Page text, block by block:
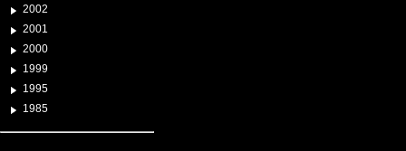
2002
2001
2000
1999
1995
1985